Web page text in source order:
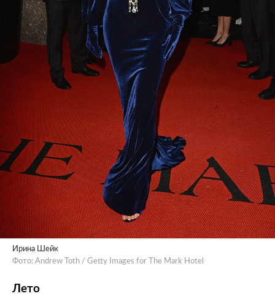
Ирина Шейк
Фото: Andrew Toth / Getty Images for The Mark Hotel
Лето